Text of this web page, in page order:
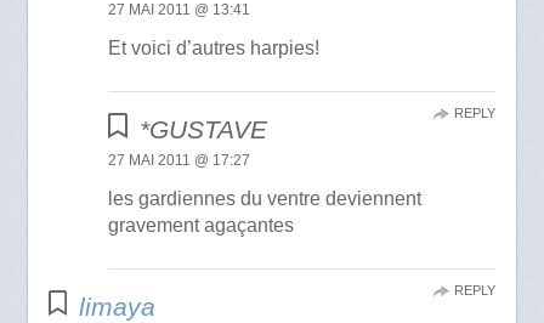
27 MAI 2011 @ 13:41
Et voici d’autres harpies!
*GUSTAVE
27 MAI 2011 @ 17:27
les gardiennes du ventre deviennent
gravement agaçantes
REPLY
limaya
REPLY